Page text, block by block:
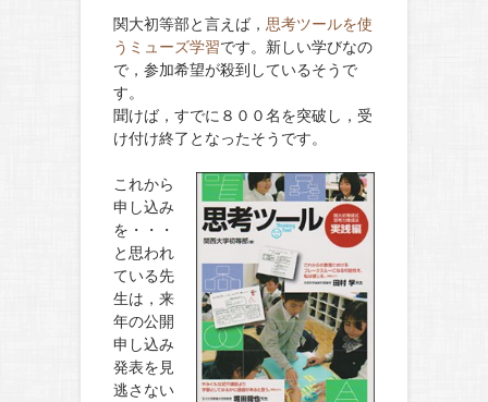
関大初等部と言えば， 思考ツールを使
うミューズ学習です。新しい学びなの
で，参加希望が殺到しているそうで
す。
聞けば，すでに８００名を突破し，受
け付け終了となったそう です。
これから
申し込み
を・・・
と思われ
ている先
生は，来
年の公開
申し込み
発表を見
逃さない